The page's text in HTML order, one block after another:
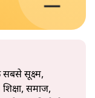
सूक्ष्म,
समाज,